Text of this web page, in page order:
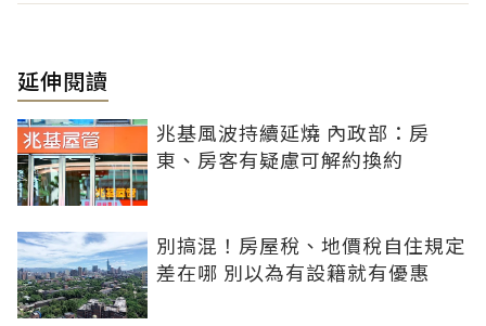
延伸閱讀
兆基風波持續延燒 內政部：房
東、房客有疑慮可解約換約
別搞混！房屋稅、地價稅自住規定
差在哪 別以為有設籍就有優惠